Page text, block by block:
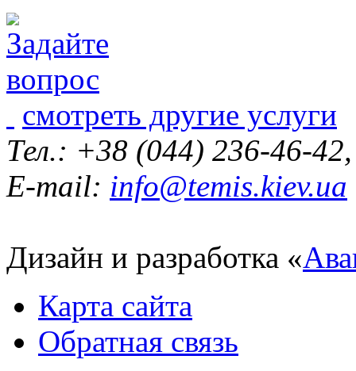
смотреть другие услуги
Тел.: +38 (044) 236-46-
E-mail: info@temis.kiev.ua
Дизайн и разработка «
Карта сайта
Обратная связь